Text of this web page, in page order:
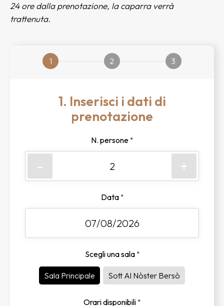
24 ore dalla prenotazione, la caparra verrà
trattenuta.
1 2 3
1. Inserisci i dati di
prenotazione
N. persone *
- +
Data *
Scegli una sala *
Sala Principale Sott Al Nòster Bersò
Orari disponibili *